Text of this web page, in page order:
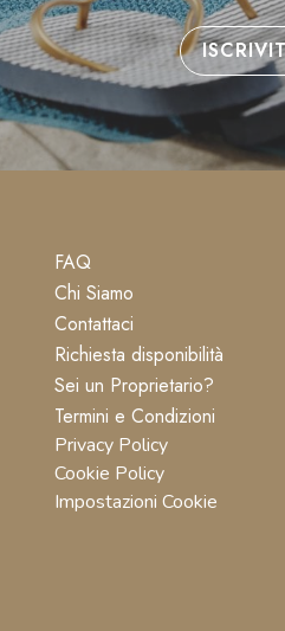
FAQ
Chi Siamo
Contattaci
Richiesta disponibilità
Sei un Proprietario?
Termini e Condizioni
Privacy Policy
Cookie Policy
Impostazioni Cookie